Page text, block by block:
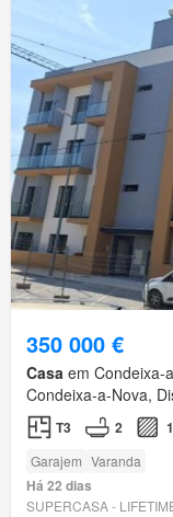
350 000 €
Casa em Condeixa-
Condeixa-a-Nova,
T3 2
Garajem Varanda
Há 22 dias
SUPERCASA -